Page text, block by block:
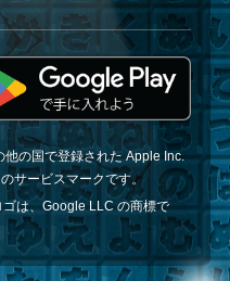
の国で登録された Apple Inc.
サービスマークです。
は、Google LLC の商標で